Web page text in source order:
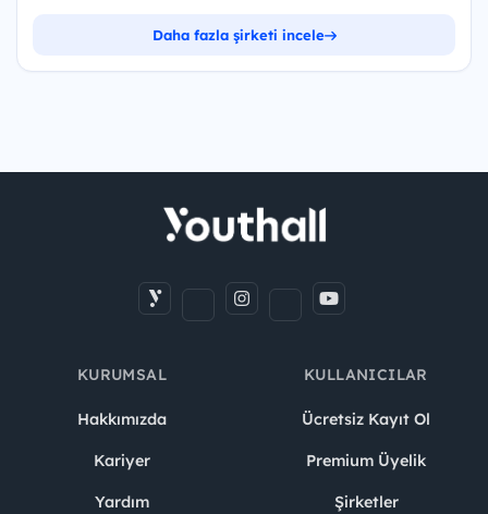
Daha fazla şirketi incele
KURUMSAL
Hakkımızda
Kariyer
Yardım
KULLANICILAR
Ücretsiz Kayıt Ol
Premium Üyelik
Şirketler